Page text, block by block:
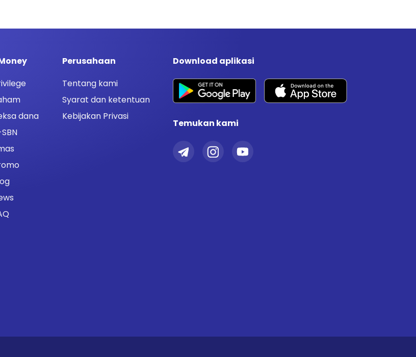
dana
Perusahaan
Tentang kami
Syarat dan ketentuan
Kebijakan Privasi
Download aplikasi
Temukan kami